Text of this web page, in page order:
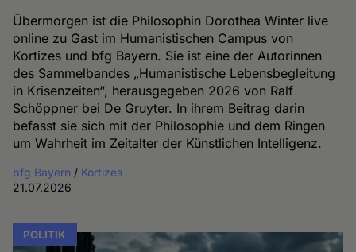
Übermorgen ist die Philosophin Dorothea Winter live
online zu Gast im Humanistischen Campus von
Kortizes und bfg Bayern. Sie ist eine der Autorinnen
des Sammelbandes „Humanistische Lebensbegleitung
in Krisenzeiten“, herausgegeben 2026 von Ralf
Schöppner bei De Gruyter. In ihrem Beitrag darin
befasst sie sich mit der Philosophie und dem Ringen
um Wahrheit im Zeitalter der Künstlichen Intelligenz.
bfg Bayern / Kortizes
21.07.2026
POLITIK